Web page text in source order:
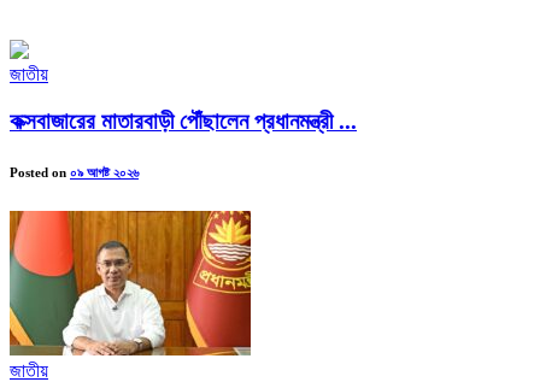
জাতীয়
কক্সবাজারের মাতারবাড়ী পৌঁছালেন প্রধানমন্ত্রী ...
Posted on ০৯ আগষ্ট ২০২৬
জাতীয়